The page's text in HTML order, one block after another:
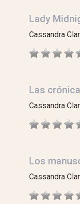
Lady
Cassandra
Las
Cassandra
Los
Cassandra